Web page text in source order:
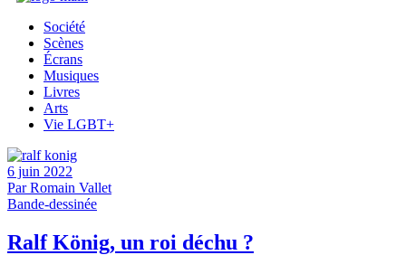
Société
Scènes
Écrans
Musiques
Livres
Arts
Vie LGBT+
6 juin 2022
ParRomain Vallet
Bande-dessinée
Ralf König, un roi déchu ?